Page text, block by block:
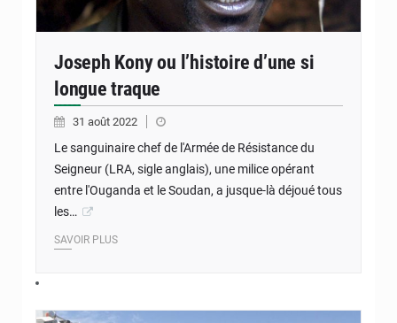
Joseph Kony ou l’histoire d’une si
longue traque
31 août 2022
Le sanguinaire chef de l'Armée de Résistance du
Seigneur (LRA, sigle anglais), une milice opérant
entre l'Ouganda et le Soudan, a jusque-là déjoué tous
les…
SAVOIR PLUS